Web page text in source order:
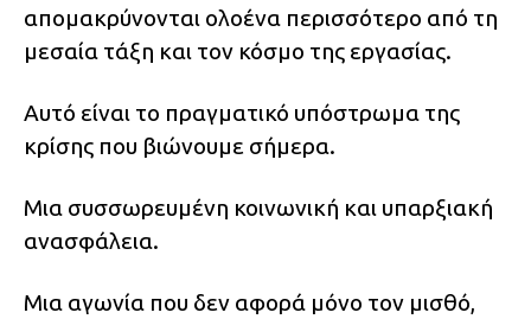
απομακρύνονται ολοένα περισσότερο από τη
μεσαία τάξη και τον κόσμο της εργασίας.
Αυτό είναι το πραγματικό υπόστρωμα της
κρίσης που βιώνουμε σήμερα.
Μια συσσωρευμένη κοινωνική και υπαρξιακή
ανασφάλεια.
Μια αγωνία που δεν αφορά μόνο τον μισθό,